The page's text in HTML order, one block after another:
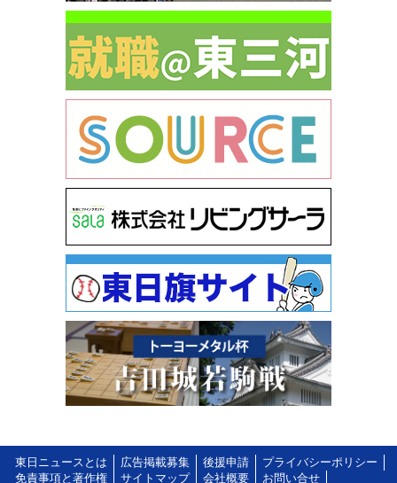
東日ニュースとは 広告掲載募集 後援申請
プライバシーポリシー
免責事項と著作権
サイトマップ 会社概要 お問い合せ